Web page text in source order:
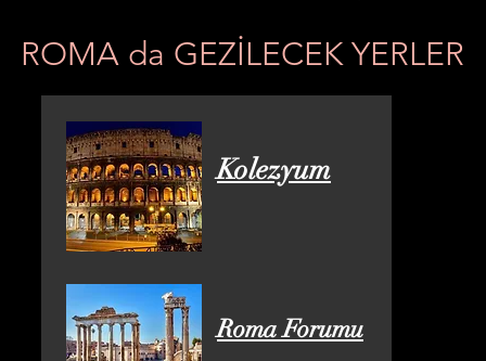
ROMA da GEZİLECEK YERLER
Kolezyum
Roma Forumu